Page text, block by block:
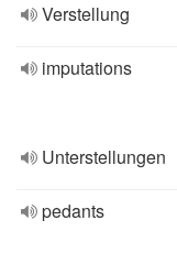
Verstellung
imputations
Unterstellungen
pedants